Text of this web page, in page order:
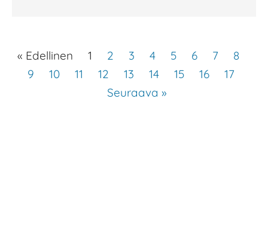
« Edellinen 1 2 3 4 5 6 7
8
9
10 11 12 13 14 15 16
17
Seuraava »